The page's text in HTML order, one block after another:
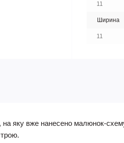
11
Ширина
11
на яку вже нанесено малюнок-